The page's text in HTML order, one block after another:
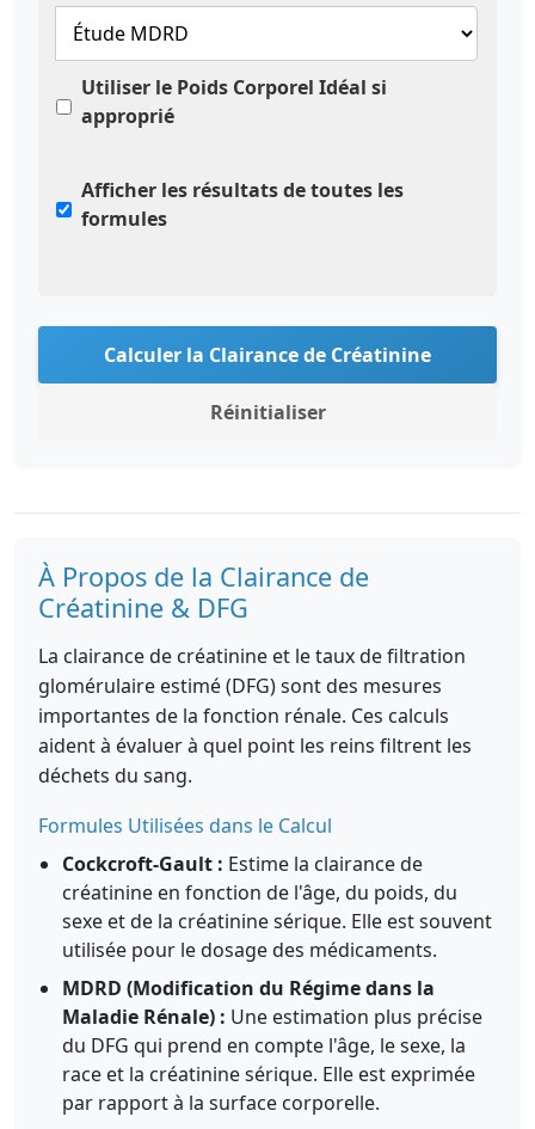
Utiliser le Poids Corporel Idéal si
approprié
Afficher les résultats de toutes les
formules
Calculer la Clairance de Créatinine
Réinitialiser
À Propos de la Clairance de
Créatinine & DFG
La clairance de créatinine et le taux de filtration
glomérulaire estimé (DFG) sont des mesures
importantes de la fonction rénale. Ces calculs
aident à évaluer à quel point les reins filtrent les
déchets du sang.
Formules Utilisées dans le Calcul
Cockcroft-Gault : Estime la clairance de
créatinine en fonction de l'âge, du poids, du
sexe et de la créatinine sérique. Elle est souvent
utilisée pour le dosage des médicaments.
MDRD (Modification du Régime dans la
Maladie Rénale) : Une estimation plus précise
du DFG qui prend en compte l'âge, le sexe, la
race et la créatinine sérique. Elle est exprimée
par rapport à la surface corporelle.